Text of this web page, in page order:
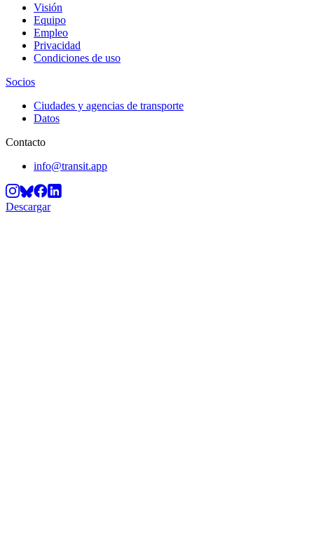
Visión
Equipo
Empleo
Privacidad
Condiciones de uso
Socios
Ciudades y agencias de transporte
Datos
Contacto
info@transit.app
Descargar